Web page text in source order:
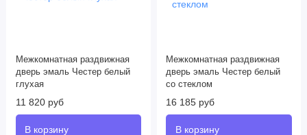
Межкомнатная раздвижная
дверь эмаль Честер белый
глухая
11 820 руб
Межкомнатная раздвижная
дверь эмаль Честер белый
со стеклом
16 185 руб